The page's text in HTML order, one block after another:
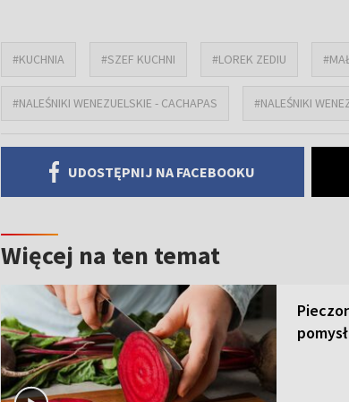
#KUCHNIA #SZEF KUCHNI #LOREK ZEDIU
#NALEŚNIKI WENEZUELSKIE - CACHAPAS #NALEŚNIKI
UDOSTĘPNIJ NA FACEBOOKU
Więcej na ten temat